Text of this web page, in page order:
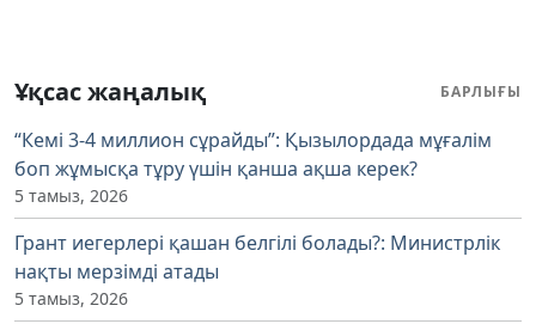
Ұқсас жаңалық БАРЛЫҒЫ
“Кемі 3-4 миллион сұрайды”: Қызылордада мұғалім
боп жұмысқа тұру үшін қанша ақша керек?
5 тамыз, 2026
Грант иегерлері қашан белгілі болады?: Министрлік
нақты мерзімді атады
5 тамыз, 2026